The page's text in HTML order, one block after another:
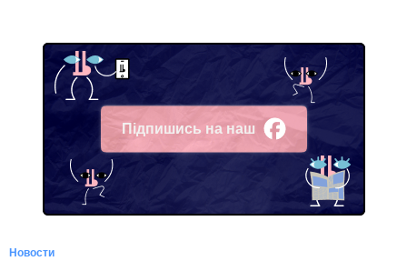
Підпишись на наш
Facebook
Новости